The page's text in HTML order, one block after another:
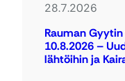
28.7.2026
Rauman
10.8.2026 –
lähtöihin ja